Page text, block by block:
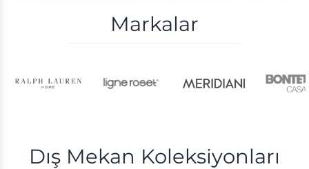
Markalar
Dış Mekan Koleksiyonları